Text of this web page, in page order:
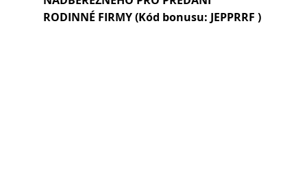
RODINNÉ FIRMY (Kód bonusu: JEPPRRF )